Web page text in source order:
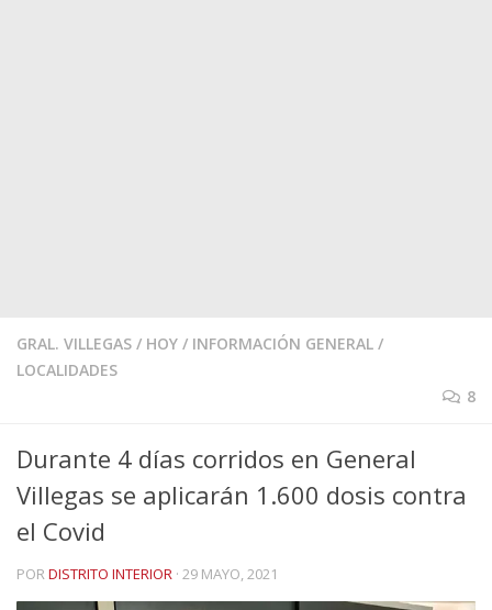
GRAL. VILLEGAS / HOY / INFORMACIÓN GENERAL /
LOCALIDADES
8
Durante 4 días corridos en General
Villegas se aplicarán 1.600 dosis contra
el Covid
PORDISTRITO INTERIOR · 29 MAYO, 2021